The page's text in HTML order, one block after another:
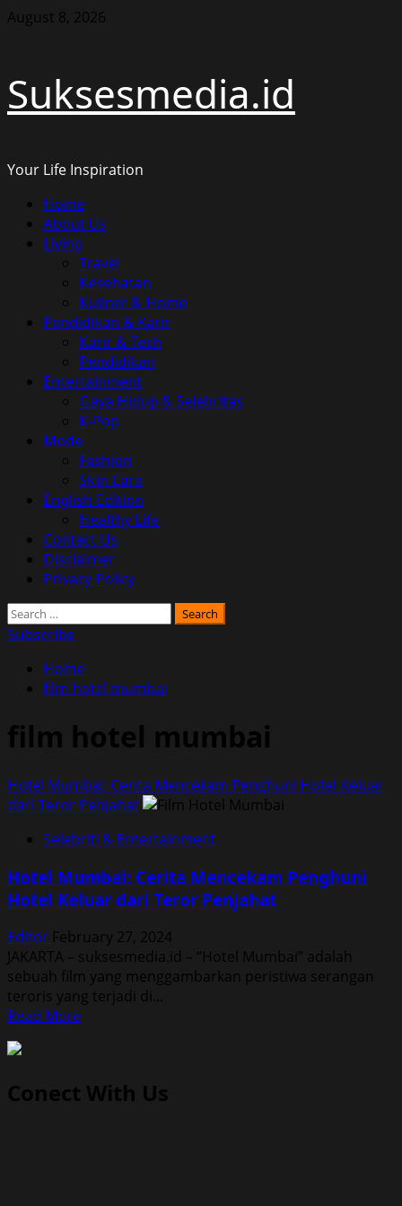
Skip
August 8, 2026
Suksesmedia.id
Your Life Inspiration
Primary
Menu
Home
About Us
Living
Travel
Kesehatan
Kuliner & Home
Pendidikan & Karir
Karir & Tech
Pendidikan
Entertainment
Gaya Hidup & Selebritas
K-Pop
Mode
Fashion
Skin Care
English Edition
Healthy Life
Contact Us
Disclaimer
Privacy Policy
Search
for:
Subscribe
Home
film hotel mumbai
film hotel mumbai
Hotel Mumbai: Cerita Mencekam Penghuni Hotel Keluar
dari Teror Penjahat
Selebriti & Entertainment
Hotel Mumbai: Cerita Mencekam Penghuni
Hotel Keluar dari Teror Penjahat
Editor February 27, 2024
JAKARTA – suksesmedia.id – “Hotel Mumbai” adalah
sebuah film yang menggambarkan peristiwa serangan
teroris yang terjadi di...
Read MoreRead
Mumbai:
Conect With Us